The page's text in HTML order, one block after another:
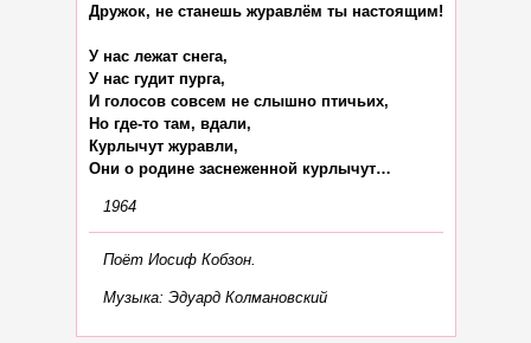
Дружок, не станешь журавлём ты настоящим!
У нас лежат снега,
У нас гудит пурга,
И голосов совсем не слышно птичьих,
Но где-то там, вдали,
Курлычут журавли,
1964
Поёт Иосиф Кобзон.
Музыка: Эдуард Колмановский